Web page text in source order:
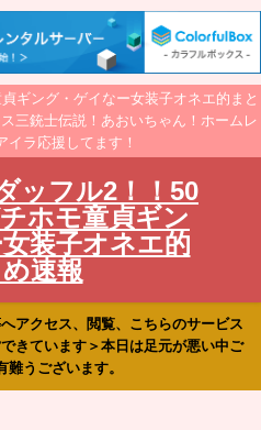
ギング・ゲイなー女装子オネエ的まと
三銃士伝説！あおいちゃん！ホームレ
イラ応援してます！
ッフル2！！50
ホモ童貞ギン
装子オネエ的
速報
アクセス、閲覧、こちらのサービス
きています＞本日は足元が悪い中ご
難うございます。